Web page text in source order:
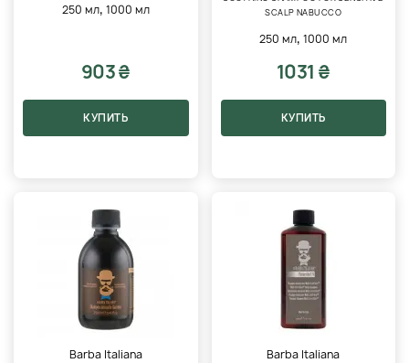
250 мл, 1000 мл
903 ₴
КУПИТЬ
SCALP NABUCCO
250 мл,1000 мл
1031 ₴
КУПИТЬ
Barba Italiana Barba Italiana